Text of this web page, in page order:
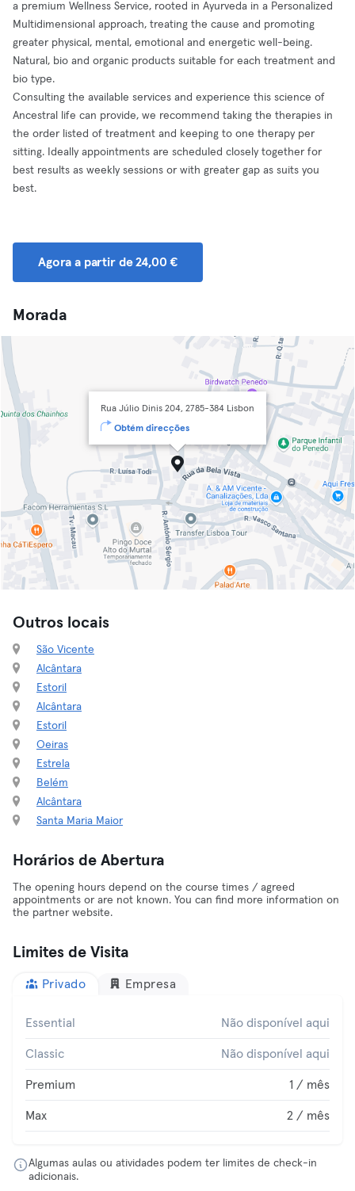
a premium Wellness Service, rooted in Ayurveda in a Personalized
Multidimensional approach, treating the cause and promoting
greater physical, mental, emotional and energetic well-being.
Natural, bio and organic products suitable for each treatment and
bio type.
Consulting the available services and experience this science of
Ancestral life can provide, we recommend taking the therapies in
the order listed of treatment and keeping to one therapy per
sitting. Ideally appointments are scheduled closely together for
best results as weekly sessions or with greater gap as suits you
best.
Agora a partir de 24,00 €
Morada
Rua Júlio Dinis 204, 2785-384 Lisbon
Obtém direcções
Outros locais
São Vicente
Alcântara
Estoril
Alcântara
Estoril
Oeiras
Estrela
Belém
Alcântara
Santa Maria Maior
Horários de Abertura
The opening hours depend on the course times / agreed
appointments or are not known. You can find more information on
the partner website.
Limites de Visita
Privado Empresa
Essential Não disponível aqui
Classic Não disponível aqui
Premium 1 / mês
Max 2 / mês
Algumas aulas ou atividades podem ter limites de check-in
adicionais.